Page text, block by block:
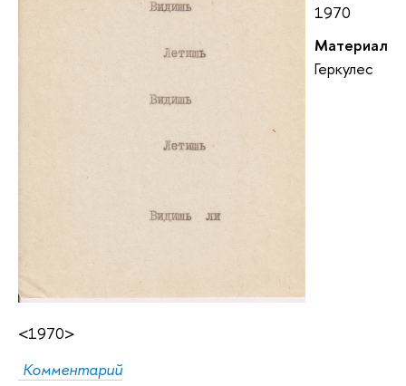
1970
Материал
Геркулес
<1970>
Комментарий